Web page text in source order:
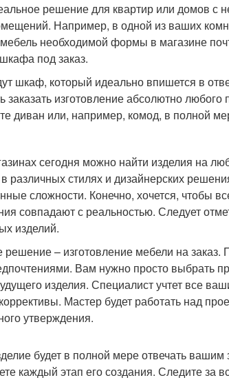
решение для квартир или домов с
Например, в одной из ваших
необходимой формы в магазине
под заказ.
шкаф, который идеально впишется в
заказать изготовление абсолютно
диван или, например, комод, в полной
сегодня можно найти изделия на
различных стилях и дизайнерских
сложности. Конечно, хочется, чтобы
совпадают с реальностью. Следует
изделий.
– изготовление мебели на заказ.
Вам нужно просто выбрать
изделия. Специалист учтет все
Мастер будет работать над
утверждения.
будет в полной мере отвечать
каждый этап его создания. Следите за